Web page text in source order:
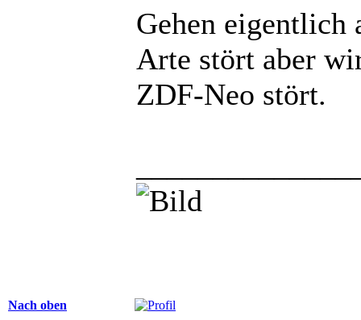
Gehen eigentlich
Arte stört aber
ZDF-Neo stört.
Nach oben